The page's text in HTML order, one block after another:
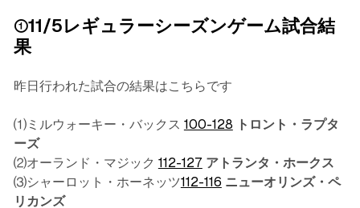
①11/5レギュラーシーズンゲーム試合結
果
昨日行われた試合の結果はこちらです
⑴ミルウォーキー・バックス 100-128 トロント・ラプタ
ーズ
⑵オーランド・マジック 112-127 アトランタ・ホークス
⑶シャーロット・ホーネッツ112-116 ニューオリンズ・ペ
リカンズ